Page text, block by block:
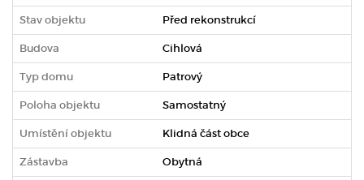
Stav objektu Před rekonstrukcí
Budova Cihlová
Typ domu Patrový
Poloha objektu Samostatný
Umístění objektu Klidná část obce
Zástavba Obytná